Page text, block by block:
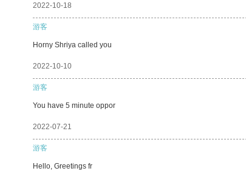
2022-10-18
游客
Horny Shriya called you
2022-10-10
游客
You have 5 minute oppor
2022-07-21
游客
Hello, Greetings fr